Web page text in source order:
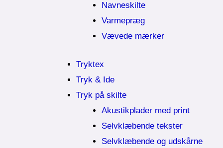
Navneskilte
Varmepræg
Vævede mærker
Tryktex
Tryk & Ide
Tryk på skilte
Akustikplader med print
Selvklæbende tekster
Selvklæbende og udskårne